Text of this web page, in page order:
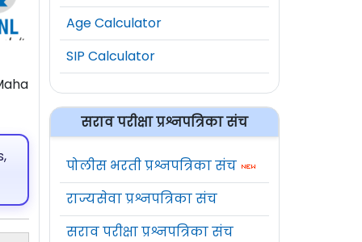
Age Calculator
SIP Calculator
सराव परीक्षा प्रश्नपत्रिका संच
पोलीस भरती प्रश्नपत्रिका संच
राज्यसेवा प्रश्नपत्रिका संच
सराव परीक्षा प्रश्नपत्रिका संच